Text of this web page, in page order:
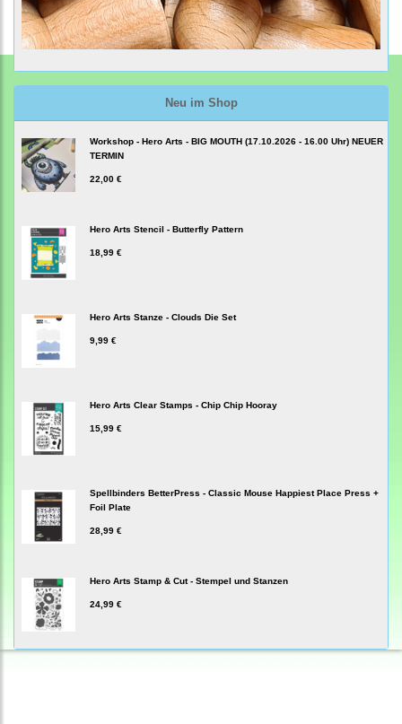
Neu im Shop
Workshop - Hero Arts - BIG MOUTH (17.10.2026 - 16.00 Uhr) NEUER
TERMIN
22,00 €
Hero Arts Stencil - Butterfly Pattern
18,99 €
Hero Arts Stanze - Clouds Die Set
9,99 €
Hero Arts Clear Stamps - Chip Chip Hooray
15,99 €
Spellbinders BetterPress - Classic Mouse Happiest Place Press +
Foil Plate
28,99 €
Hero Arts Stamp & Cut - Stempel und Stanzen
24,99 €